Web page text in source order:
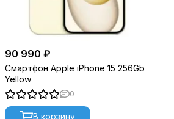
90 990 ₽
Смартфон Apple iPhone 15 256Gb
Yellow
0
В корзину